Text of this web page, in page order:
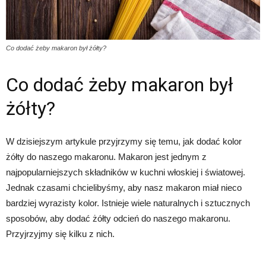
Co dodać żeby makaron był żółty?
Co dodać żeby makaron był
żółty?
W dzisiejszym artykule przyjrzymy się temu, jak dodać kolor
żółty do naszego makaronu. Makaron jest jednym z
najpopularniejszych składników w kuchni włoskiej i światowej.
Jednak czasami chcielibyśmy, aby nasz makaron miał nieco
bardziej wyrazisty kolor. Istnieje wiele naturalnych i sztucznych
sposobów, aby dodać żółty odcień do naszego makaronu.
Przyjrzyjmy się kilku z nich.